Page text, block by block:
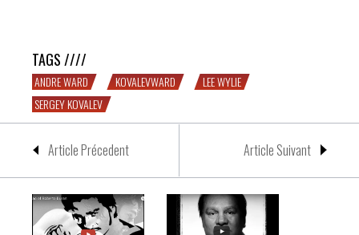
TAGS ////
ANDRE WARD KOVALEVWARD
LEE WYLIE
SERGEY KOVALEV
Article Précedent Article Suivant